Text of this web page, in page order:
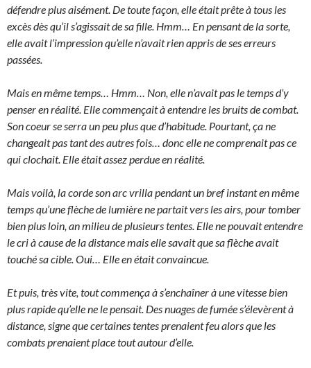
défendre plus aisément. De toute façon, elle était prête à tous les
excès dès qu’il s’agissait de sa fille. Hmm… En pensant de la sorte,
elle avait l’impression qu’elle n’avait rien appris de ses erreurs
passées.
Mais en même temps… Hmm… Non, elle n’avait pas le temps d’y
penser en réalité. Elle commençait à entendre les bruits de combat.
Son coeur se serra un peu plus que d’habitude. Pourtant, ça ne
changeait pas tant des autres fois… donc elle ne comprenait pas ce
qui clochait. Elle était assez perdue en réalité.
Mais voilà, la corde son arc vrilla pendant un bref instant en même
temps qu’une flèche de lumière ne partait vers les airs, pour tomber
bien plus loin, an milieu de plusieurs tentes. Elle ne pouvait entendre
le cri à cause de la distance mais elle savait que sa flèche avait
touché sa cible. Oui… Elle en était convaincue.
Et puis, très vite, tout commença à s’enchaîner à une vitesse bien
plus rapide qu’elle ne le pensait. Des nuages de fumée s’élevèrent à
distance, signe que certaines tentes prenaient feu alors que les
combats prenaient place tout autour d’elle.